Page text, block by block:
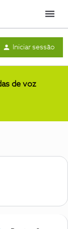
Menu
Iniciar sessão
de voz